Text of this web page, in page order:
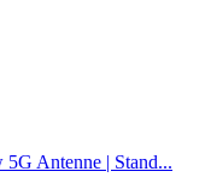
Antenne | Stand...